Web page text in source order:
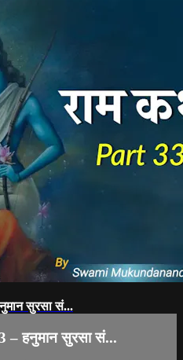
सुरसा सं...
हनुमान सुरसा सं...